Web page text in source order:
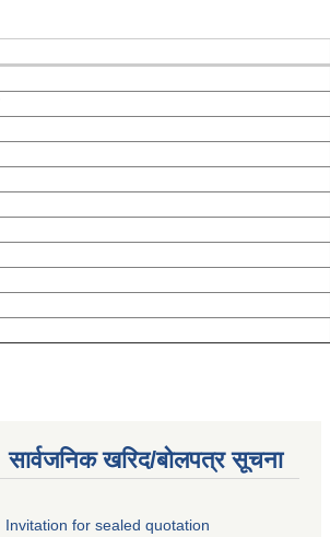
सार्वजनिक खरिद/बोलपत्र सूचना
Invitation for sealed quotation